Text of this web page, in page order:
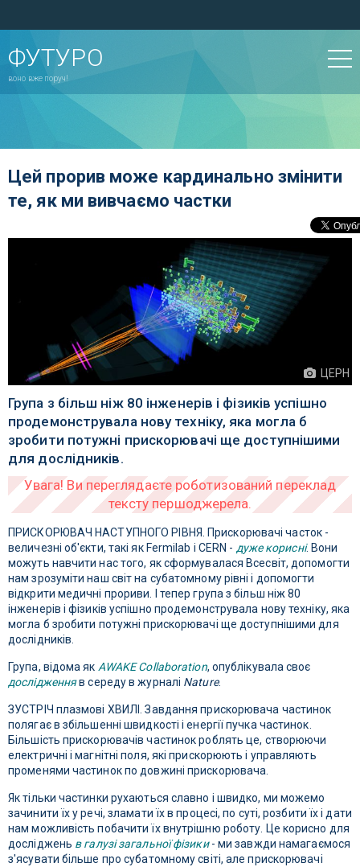
ФУТУРО
воно вже поруч!
Цей прорив може кардинально змінити
те, як ми вивчаємо частки
ЦЕРН
Група з більш ніж 80 інженерів і фізиків успішно
продемонструвала нову техніку, яка могла б
зробити потужні прискорювачі ще доступнішими
для дослідників.
ПРИСКОРЮВАЧ НАСТУПНОГО РІВНЯ. Прискорювачі часток -
величезні об'єкти, такі як Fermilab і CERN - дуже корисні. Вони
можуть навчити нас того, як сформувалася Всесвіт, допомогти
нам зрозуміти наш світ на субатомному рівні і допомогти
відкрити медичні прориви. І тепер група з більш ніж 80
інженерів і фізиків успішно продемонструвала нову техніку, яка
могла б зробити потужні прискорювачі ще доступнішими для
дослідників.
Група, відома як AWAKE Collaboration, опублікувала своє
дослідженняв середу в журналі Nature.
ЗУСТРІЧ плазмові ХВИЛІ. Завдання прискорювача частинок
полягає в збільшенні швидкості і енергії пучка частинок.
Більшість прискорювачів частинок роблять це, створюючи
електричні і магнітні поля, які прискорюють і управляють
променями частинок по довжині прискорювача.
Як тільки частинки рухаються славно і швидко, ми можемо
зачинити їх у речі, зламати їх в процесі, по суті, розбити їх і дати
нам можливість побачити їх внутрішню роботу. Це корисно для
досліджень в галузі загальної фізики- ми завжди намагаємося
з'ясувати більше про субатомному світі, але прискорювачі